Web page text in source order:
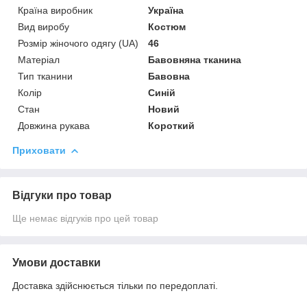
Країна виробник
Україна
Вид виробу
Костюм
Розмір жіночого одягу (UA)
46
Матеріал
Бавовняна тканина
Тип тканини
Бавовна
Колір
Синій
Стан
Новий
Довжина рукава
Короткий
Приховати
Відгуки про товар
Ще немає відгуків про цей товар
Умови доставки
Доставка здійснюється тільки по передоплаті.